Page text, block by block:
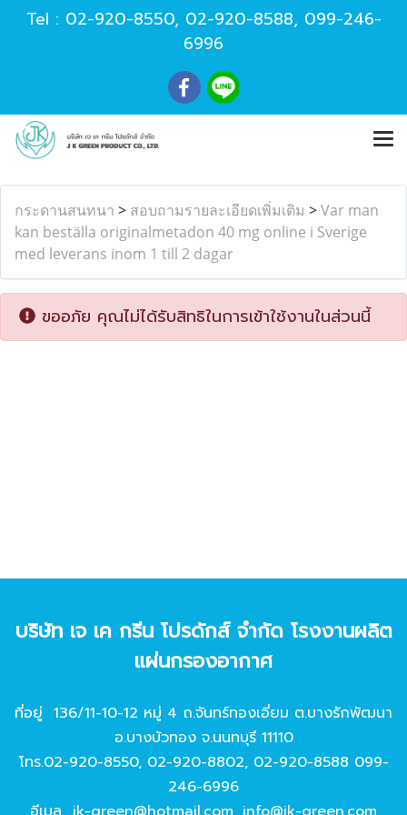
Tel : 02-920-8550, 02-920-8588, 099-246-
6996
กระดานสนทนา > สอบถามรายละเอียดเพิ่มเติม >Var man
kan beställa originalmetadon 40 mg online i Sverige
med leverans inom 1 till 2 dagar
ขออภัย คุณไม่ได้รับสิทธิในการเข้าใช้งานในส่วนนี้
บริษัท เจ เค กรีน โปรดักส์ จํากัด โรงงานผลิต
แผ่นกรองอากาศ
ที่อยู่ 136/11-10-12 หมู่ 4 ถ.จันทร์ทองเอี่ยม ต.บางรักพัฒนา
อ.บางบัวทอง จ.นนทบุรี 11110
โทร.02-920-8550, 02-920-8802, 02-920-8588 099-
246-6996